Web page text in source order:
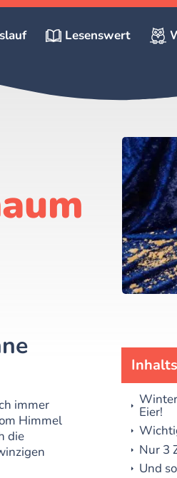
Lesenswert
immer
Himmel
die
Eier!
Nur 3
Und